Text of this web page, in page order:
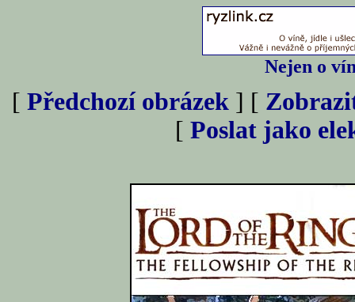
Nejen o
[ Předchozí obrázek ] [
[ Poslat jako